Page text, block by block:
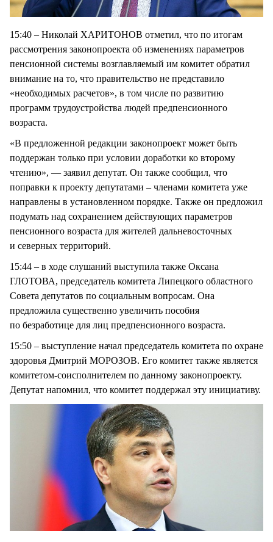
15:40 – Николай ХАРИТОНОВ отметил, что по итогам
рассмотрения законопроекта об изменениях параметров
пенсионной системы возглавляемый им комитет обратил
внимание на то, что правительство не представило
«необходимых расчетов», в том числе по развитию
программ трудоустройства людей предпенсионного
возраста.
«В предложенной редакции законопроект может быть
поддержан только при условии доработки ко второму
чтению», — заявил депутат. Он также сообщил, что
поправки к проекту депутатами – членами комитета уже
направлены в установленном порядке. Также он предложил
подумать над сохранением действующих параметров
пенсионного возраста для жителей дальневосточных
и северных территорий.
15:44 – в ходе слушаний выступила также Оксана
ГЛОТОВА, председатель комитета Липецкого областного
Совета депутатов по социальным вопросам. Она
предложила существенно увеличить пособия
по безработице для лиц предпенсионного возраста.
15:50 – выступление начал председатель комитета по охране
здоровья Дмитрий МОРОЗОВ. Его комитет также является
комитетом-соисполнителем по данному законопроекту.
Депутат напомнил, что комитет поддержал эту инициативу.